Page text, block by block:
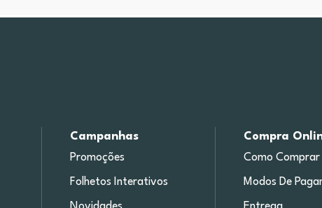
Campanhas
Promoções
Folhetos Interativos
Compra
Como Comprar
Modos De